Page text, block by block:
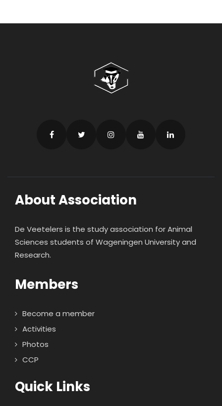
About Association
De Veetelers is the study association for Animal
Sciences students of Wageningen University and
Research.
Members
Become a member
Activities
Photos
CCP
Quick Links